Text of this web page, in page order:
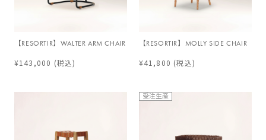
【RESORTIR】WALTER ARM CHAIR
¥143,000 (税込)
【RESORTIR】MOLLY SIDE CHAIR
¥41,800 (税込)
受注生産